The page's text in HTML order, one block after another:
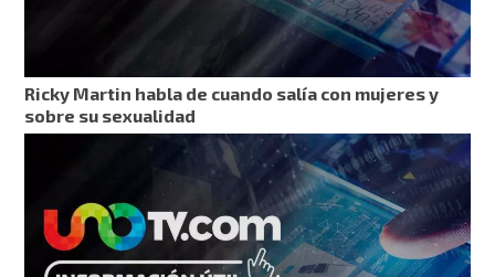
Ricky Martin habla de cuando salía con mujeres y
sobre su sexualidad